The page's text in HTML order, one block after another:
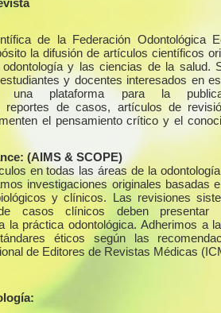
de la Federación Odontológica
la difusión de artículos científicos
y las ciencias de la salud.
y docentes interesados en
una plataforma para la
reportes de casos, artículos de
el pensamiento crítico y el
(AIMS & SCOPE)
en todas las áreas de la
investigaciones originales basadas
y clínicos. Las revisiones
casos clínicos deben presentar
la práctica odontológica. Adherimos a
éticos según las
de Editores de Revistas Médicas